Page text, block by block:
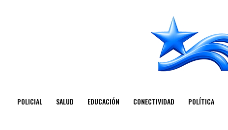
POLICIAL SALUD EDUCACIÓN CONECTIVIDAD POLÍTICA